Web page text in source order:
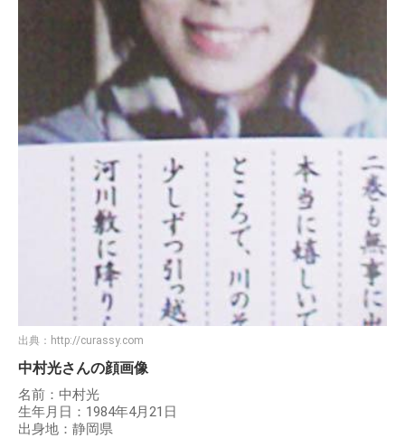
出典： http://curassy.com
中村光さんの顔画像
名前：中村光
生年月日：1984年4月21日
出身地：静岡県